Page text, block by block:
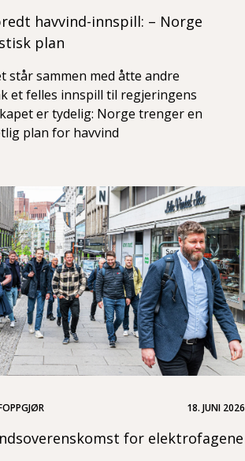
havvind-innspill: – Norge
plan
står sammen med åtte andre
et felles innspill til regjeringens
er tydelig: Norge trenger en
plan for havvind
18. JUNI 2026
for elektrofagene